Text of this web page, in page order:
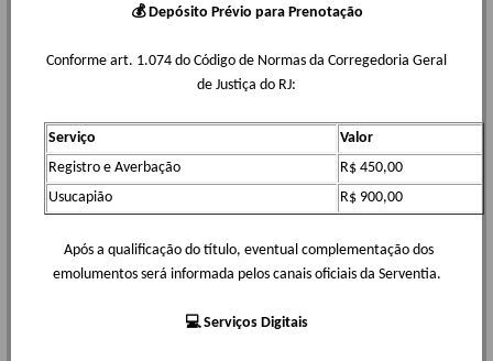
💰 Depósito Prévio para Prenotação
Conforme art. 1.074 do Código de Normas da Corregedoria Geral
de Justiça do RJ:
Serviço
Valor
Registro e Averbação
R$ 450,00
Usucapião
R$ 900,00
Após a qualificação do título, eventual complementação dos
emolumentos será informada pelos canais oficiais da Serventia.
💻 Serviços Digitais
Mapa de Circunscrição
Confira se nossa circunscrição abrange o seu endereço.
Mecanismo de Reclamação - Registro
de Imóveis do Brasil
de Imóveis, por favor entre em contato.